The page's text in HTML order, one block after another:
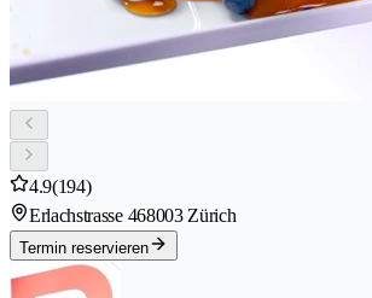
4.9(194)
Erlachstrasse 468003 Zürich
Termin reservieren